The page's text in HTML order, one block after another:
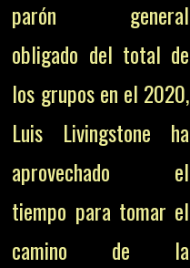
parón general
obligado del total de
los grupos en el 2020,
Luis Livingstone ha
aprovechado el
tiempo para tomar el
camino de la